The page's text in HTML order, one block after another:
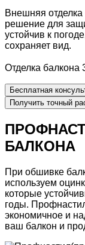
Внешняя
решение для
устойчив к
сохраняет вид.
Отделка балкона
Бесплатная
Получить точный
БАЛКОНА
При обшивке
используем
которые
годы.
экономичное и
ваш балкон и